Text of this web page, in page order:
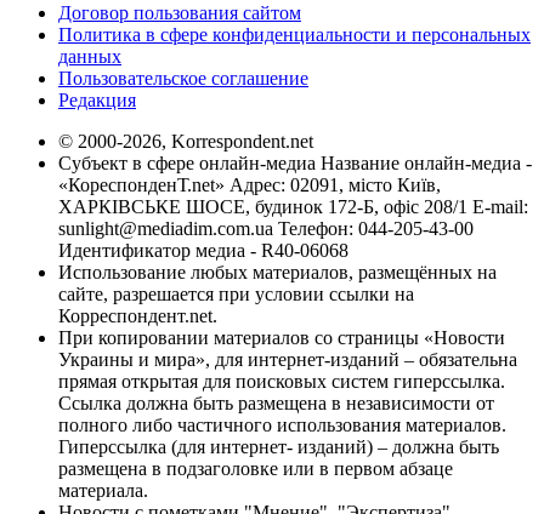
Договор пользования сайтом
Политика в сфере конфиденциальности и персональных
данных
Пользовательское соглашение
Редакция
© 2000-2026, Korrespondent.net
Субъект в сфере онлайн-медиа Название онлайн-медиа -
«КореспонденТ.net» Адрес: 02091, місто Київ,
ХАРКІВСЬКЕ ШОСЕ, будинок 172-Б, офіс 208/1 E-mail:
sunlight@mediadim.com.ua Телефон: 044-205-43-00
Идентификатор медиа - R40-06068
Использование любых материалов, размещённых на
сайте, разрешается при условии ссылки на
Корреспондент.net.
При копировании материалов со страницы «Новости
Украины и мира», для интернет-изданий – обязательна
прямая открытая для поисковых систем гиперссылка.
Ссылка должна быть размещена в независимости от
полного либо частичного использования материалов.
Гиперссылка (для интернет- изданий) – должна быть
размещена в подзаголовке или в первом абзаце
материала.